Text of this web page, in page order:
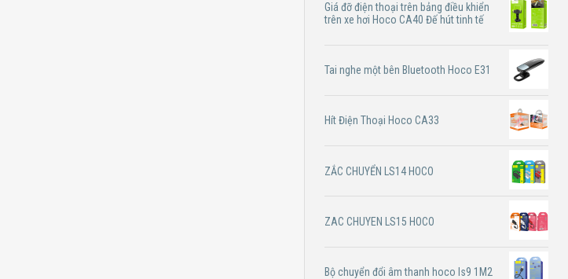
Giá đỡ điện thoại trên bảng điều khiển
trên xe hơi Hoco CA40 Đế hút tinh tế
Tai nghe một bên Bluetooth Hoco E31
Hít Điện Thoại Hoco CA33
ZẮC CHUYỂN LS14 HOCO
ZAC CHUYEN LS15 HOCO
Bộ chuyển đổi âm thanh hoco ls9 1M2